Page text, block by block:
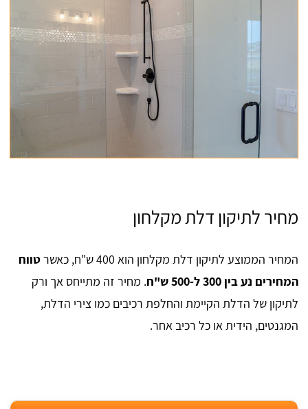
מחיר לתיקון דלת מקלחון
המחיר הממוצע לתיקון דלת מקלחון הוא 400 ש"ח, כאשר
טווח
המחירים נע בין 300 ל-500 ש"ח
. מחיר זה מתייחס אך ורק
לתיקון של הדלת הקיימת והחלפת רכיבים כמו צירי הדלת,
המגנטים, הידית או כל רכיב אחר.